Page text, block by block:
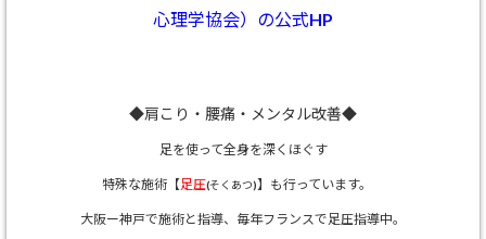
心理学協会）の公式HP
◆肩こり・腰痛・メンタル改善◆
足を使って全身を深くほぐす
特殊な施術【足圧(そくあつ)】も行っています。
大阪ー神戸で施術と指導、 毎年フランスで足圧指導中。